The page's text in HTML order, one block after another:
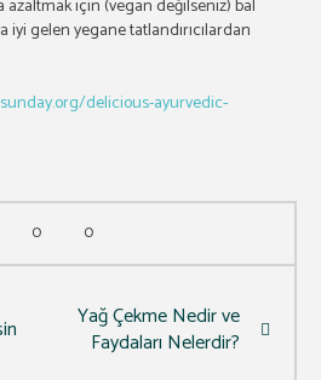
azaltmak için (vegan değilseniz) bal
iyi gelen yegane tatlandırıcılardan
delicious-ayurvedic-
0 0
Yağ Çekme Nedir ve
Faydaları Nelerdir?